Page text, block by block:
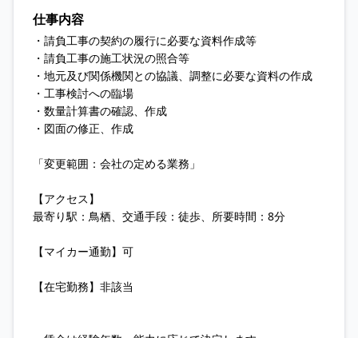
仕事内容
・請負工事の契約の履行に必要な資料作成等
・請負工事の施工状況の照合等
・地元及び関係機関との協議、調整に必要な資料の作成
・工事検討への臨場
・数量計算書の確認、作成
・図面の修正、作成
「変更範囲：会社の定める業務」
【アクセス】
最寄り駅：鳥栖、交通手段：徒歩、所要時間：8分
【マイカー通勤】可
【在宅勤務】非該当